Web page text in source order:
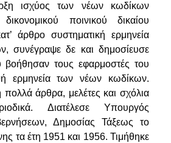
ισχύος των νέων κωδίκων
ποινικού δικαίου
άρθρο συστηματική ερ­μηνεία
συνέγραψε δε και δημοσίευσε
τους εφαρμοστές του
ερμηνεία των νέων κωδίκων.
άρθρα, μελέτες και σχόλια
Διατέλεσε Υπουργός
Δημοσίας Τάξεως το
τα έτη 1951 και 1956. Τι­μήθηκε